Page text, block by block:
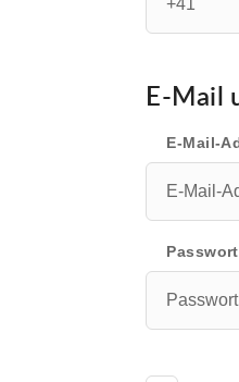
E-Mail
E-Mail-
Passwort